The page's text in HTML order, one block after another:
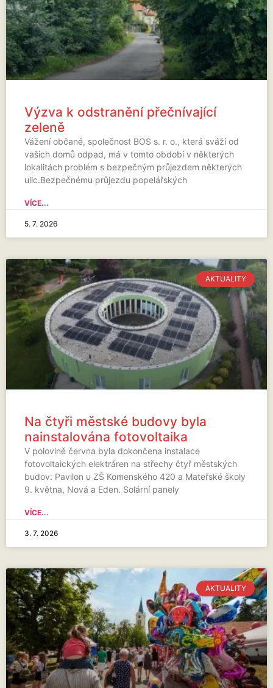
Výzva k odstranění přečnívající
zeleně
Vážení občané, společnost BOS s. r. o., která sváží od
vašich domů odpad, má v tomto období v některých
lokalitách problém s bezpečným průjezdem některých
ulic.Bezpečnému průjezdu popelářských
VÍCE...
5. 7. 2026
AKTUALITY
Na čtyři městské budovy byla
nainstalována fotovoltaika
V polovině června byla dokončena instalace
fotovoltaických elektráren na střechy čtyř městských
budov: Pavilon u ZŠ Komenského 420 a Mateřské školy
9. května, Nová a Eden. Solární panely
VÍCE...
3. 7. 2026
AKTUALITY